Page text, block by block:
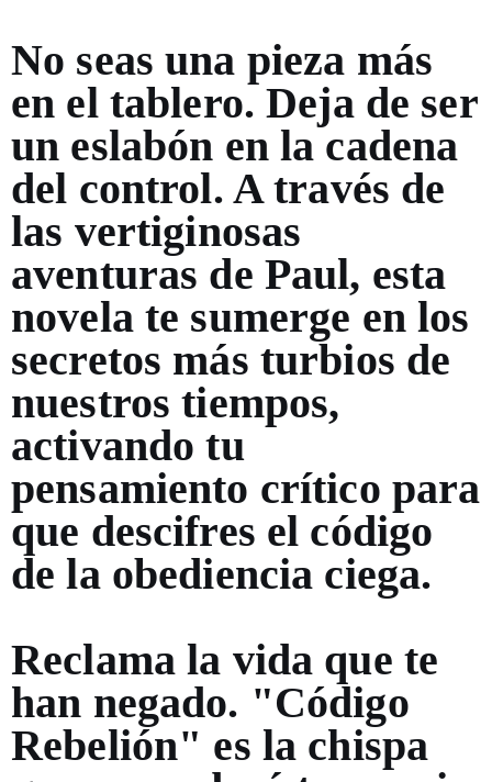
No seas una pieza más
en el tablero. Deja de ser
un eslabón en la cadena
del control. A través de
las vertiginosas
aventuras de Paul, esta
novela te sumerge en los
secretos más turbios de
nuestros tiempos,
activando tu
pensamiento crítico para
que descifres el código
de la obediencia ciega.
Reclama la vida que te
han negado. "Código
Rebelión" es la chispa